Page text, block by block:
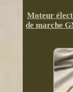
Moteur
de marche